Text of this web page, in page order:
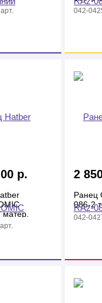
042-
р.
2
2
Ранец
086-2
042-